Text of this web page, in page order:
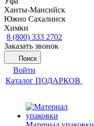
Ханты-Мансийск
Южно Сахалинск
Химки
8 (800) 333 2702
Заказать звонок
Поиск
Войти
Каталог ПОДАРКОВ